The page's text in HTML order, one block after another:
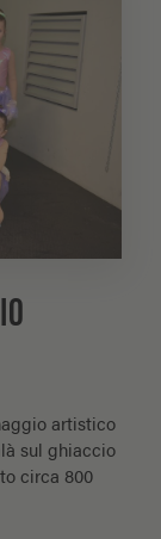
artistico
sul ghiaccio
circa 800